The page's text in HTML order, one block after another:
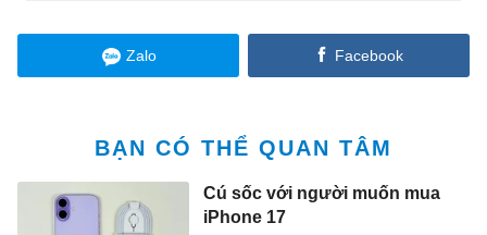
Zalo Facebook
BẠN CÓ THỂ QUAN TÂM
Cú sốc với người muốn mua
iPhone 17